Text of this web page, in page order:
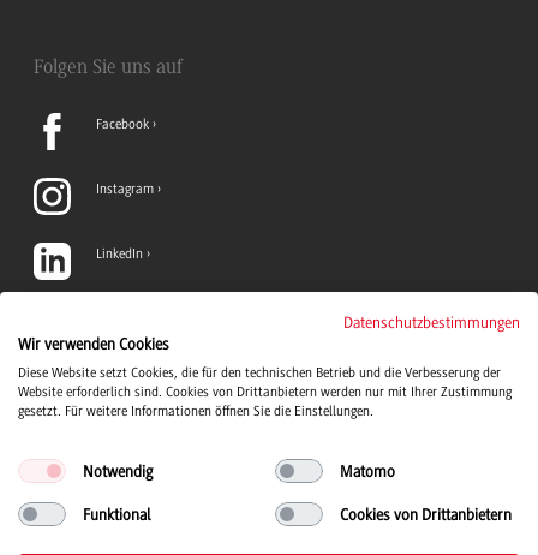
Folgen Sie uns auf
Facebook
Instagram
LinkedIn
YouTube
Datenschutzbestimmungen
Wir verwenden Cookies
Diese Website setzt Cookies, die für den technischen Betrieb und die Verbesserung der
Website erforderlich sind. Cookies von Drittanbietern werden nur mit Ihrer Zustimmung
gesetzt. Für weitere Informationen öffnen Sie die Einstellungen.
Notwendig Matomo
Funktional Cookies von Drittanbietern